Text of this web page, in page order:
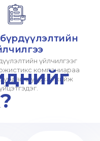
үйлчилгээг
компаниараа
шуурхай хийж